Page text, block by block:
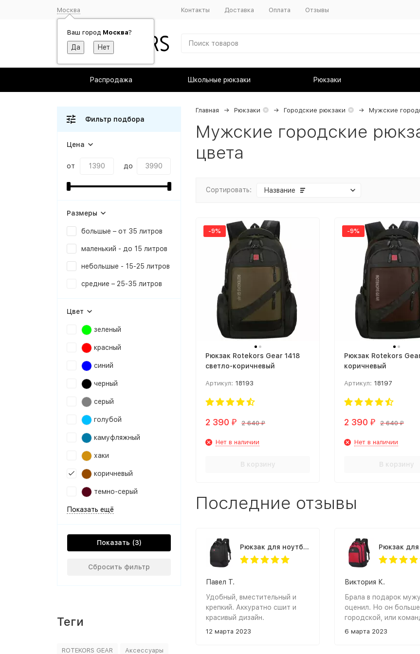
Москва
Ваш город Москва?
Контакты Доставка Оплата Отзывы
Распродажа Школьные рюкзаки Рюкзаки
Главная Рюкзаки Городские рюкзаки Мужские
Мужские городские
цвета
Сортировать: Название
-9%
Рюкзак Rotekors Gear 1418
светло-коричневый
Артикул: 18193
2 390 ₽ 2 640₽
Нет в наличии
В корзину
-9%
Рюкзак Rotekors
коричневый
Артикул: 18197
2 390 ₽ 2 640₽
Нет в наличии
В корзину
Последние отзывы
Рюкзак для ноутбука Rittlekors Gear RG2020 черный
Павел Т.
Удобный, вместительный и
крепкий. Аккуратно сшит и
красивый дизайн.
12 марта 2023
Виктория К.
Брала в подарок мужу,
оценил. Но он больше
городской, или
на пару дней.
6 марта 2023
Фильтр подбора
Цена
от до
Размеры
большые – от 35 литров
маленький - до 15 литров
небольшые - 15-25 литров
cредние – 25-35 литров
Цвет
зеленый
красный
синий
черный
серый
голубой
камуфляжный
хаки
коричневый
темно-серый
Показать ещё
Показать
Сбросить фильтр
Теги
ROTEKORS GEAR Аксессуары